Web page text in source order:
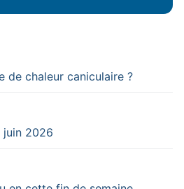
de chaleur caniculaire ?
juin 2026